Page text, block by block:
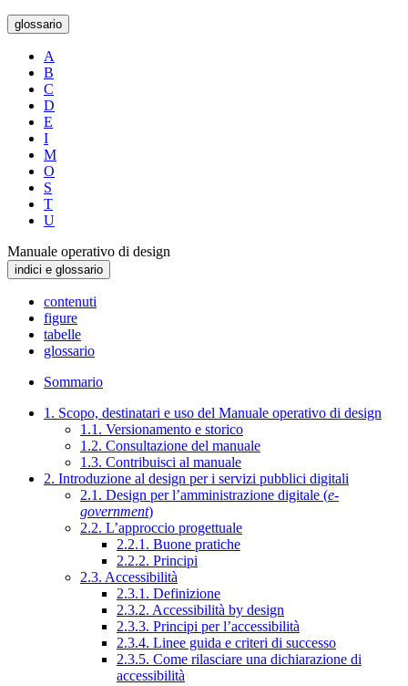
glossario
A
B
C
D
E
I
M
O
S
T
U
Manuale operativo di design
indici e glossario
contenuti
figure
tabelle
glossario
Sommario
1. Scopo, destinatari e uso del Manuale operativo di design
1.1. Versionamento e storico
1.2. Consultazione del manuale
1.3. Contribuisci al manuale
2. Introduzione al design per i servizi pubblici digitali
2.1. Design per l’amministrazione digitale (e-
government)
2.2. L’approccio progettuale
2.2.1. Buone pratiche
2.2.2. Principi
2.3. Accessibilità
2.3.1. Definizione
2.3.2. Accessibilità by design
2.3.3. Principi per l’accessibilità
2.3.4. Linee guida e criteri di successo
2.3.5. Come rilasciare una dichiarazione di
accessibilità